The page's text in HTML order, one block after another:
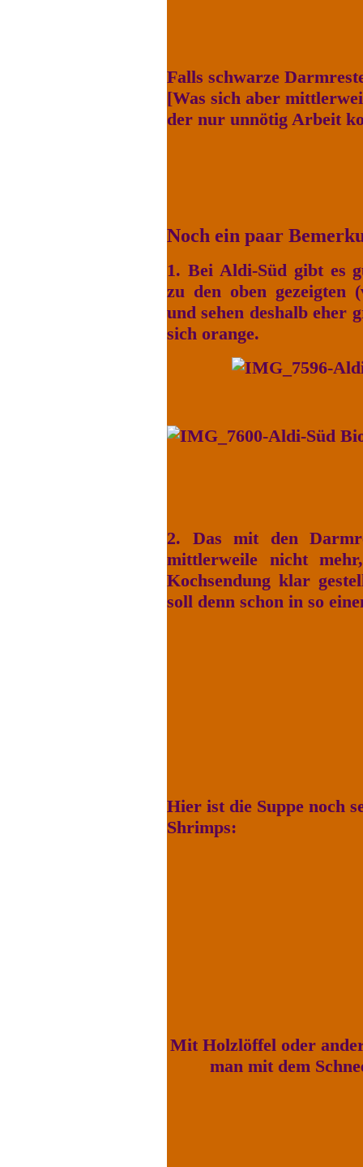
Falls schwarze
[Was sich aber
der nur unnötig Arbeit
Noch ein paar
1. Bei Aldi-Süd gibt es
zu den oben gezeigten
und sehen deshalb eher
sich orange.
2. Das mit den
mittlerweile nicht
Kochsendung klar
soll denn schon in so
Hier ist die Suppe noch
Shrimps:
Mit Holzlöffel oder
man mit dem